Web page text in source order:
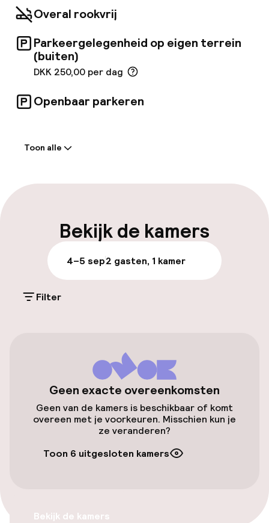
een kluis. Vesterbro is een geweldige keuze
voor reizigers die geïnteresseerd zijn in
Overal rookvrij
Parkeergelegenheid op eigen terrein
(buiten)
DKK 250,00 per dag
Openbaar parkeren
Meertalige medewerkers
Parkeren & mobiliteit
Parkeergelegenheid op eigen terrein
(buiten)
Fietsverhuur
Zwemmen & wellness
Toon alle
Bekijk de kamers
4–5 sep2 gasten, 1 kamer
Filter
Geen exacte overeenkomsten
Geen van de kamers is beschikbaar of komt
overeen met je voorkeuren. Misschien kun je
ze veranderen?
Toon 6 uitgesloten kamers
Bekijk de kamers